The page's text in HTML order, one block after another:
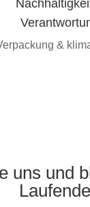
&
uns und